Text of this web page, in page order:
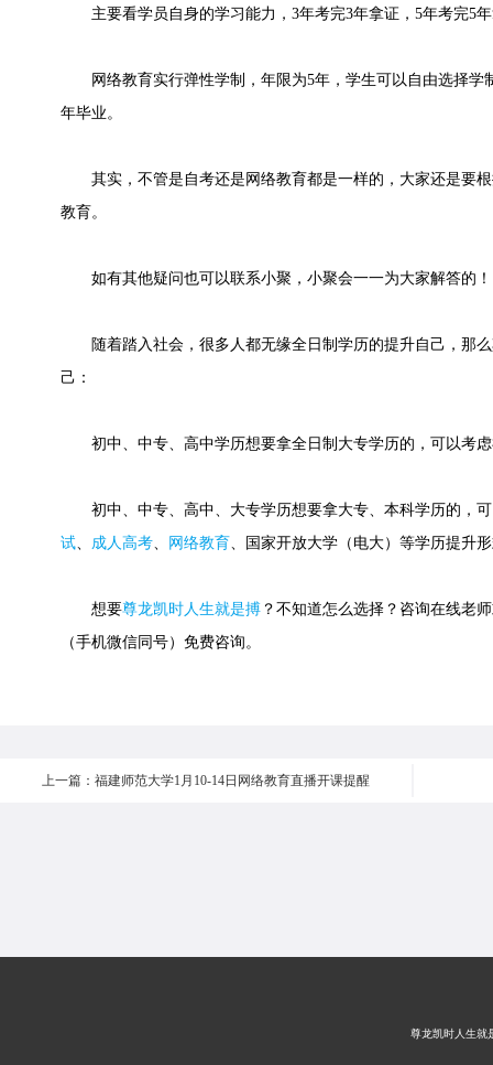
主要看学员自身的学习能力，3年考完3年拿证，5年考完5
网络教育实行弹性学制，年限为5年，学生可以自由选择学
年毕业。
其实，不管是自考还是网络教育都是一样的，大家还是要根
教育。
如有其他疑问也可以联系小聚，小聚会一一为大家解答的！
随着踏入社会，很多人都无缘全日制学历的提升自己，那么
己：
初中、中专、高中学历想要拿全日制大专学历的，可以考虑
初中、中专、高中、大专学历想要拿大专、本科学历的，可
试、 成人高考、 网络教育、国家开放大学（电大）等学历提升
想要尊龙凯时人生就是搏 ？不知道怎么选择？咨询在线老
（手机微信同号）免费咨询。
上一篇：福建师范大学1月10-14日网络教育直播开课提醒
尊龙凯时人生就